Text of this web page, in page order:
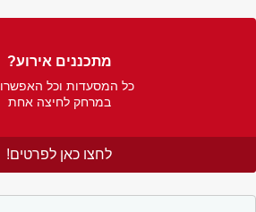
מתכננים אירוע?
כל המסעדות וכל
במרחק לחיצה אחת
לחצו כאן לפרטים!